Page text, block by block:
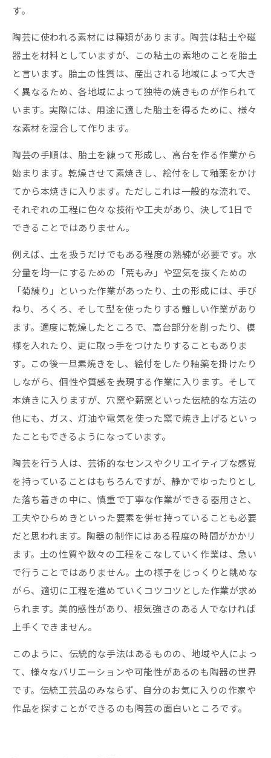
す。
陶芸に使われる素材には種類があります。陶芸は粘土や磁
器土を材料としていますが、この粘土の素地のことを胎土
と言います。胎土の性質は、産出される地域によって大き
く異なるため、各地域によって独特の焼きものが作られて
います。実際には、用途に適した胎土を得るために、様々
な素材を混合して作ります。
陶芸の手順は、胎土を練って形成し、高台を作る作業から
始まります。乾燥させて素焼きし、絵付をして釉薬をかけ
てから本焼きに入ります。ただしこれは一般的な流れで、
それぞれの工程に色々な技術や工夫があり、決して1日で
できることではありません。
例えば、土を扱うだけでもある程度の熟練が必要です。水
分量を均一にするための「荒もみ」や空気を抜くための
「菊練り」といった作業があったり、土の形成には、手び
ねり、ろくろ、そして型を使ったりする難しい作業があり
ます。適度に乾燥したところで、高台部分を削ったり、模
様を入れたり、更に取っ手をつけたりすることもありま
す。この後一旦素焼きをし、絵付をしたり釉薬を掛けたり
しながら、個性や質感を表現する作業に入ります。そして
本焼きに入りますが、穴窯や薪窯といった伝統的な方法の
他にも、ガス、灯油や電気を使った窯で焼き上げるといっ
たこともできるようになっています。
陶芸を行う人は、芸術的なセンスやクリエイティブな感覚
を持っていることはもちろんですが、静かでゆったりとし
た落ち着きの中に、慎重で丁寧な作業ができる器用さと、
工夫やひらめきといった要素を併せ持っていることも必要
だと思われます。陶器の制作にはある程度の時間がかかリ
ます。土の性質や数々の工程をこなしていく作業は、急い
で行うことではありません。土の様子をじっくりと眺めな
がら、適切に工程を進めていくコツコツとした作業が求め
られます。美的感性があり、根気強さのある人でなければ
上手くできません。
このように、伝統的な手法はあるものの、地域や人によっ
て、様々なバリエーションや可能性があるのも陶器の世界
です。伝統工芸品のみならず、自分のお気に入りの作家や
作品を探すことができるのも陶芸の面白いところです。